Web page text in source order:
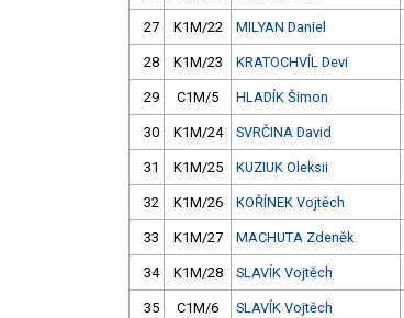
27 K1M/22 MILYAN Daniel
28 K1M/23 KRATOCHVÍL Devi
29 C1M/5 HLADÍK Šimon
30 K1M/24 SVRČINA David
31 K1M/25 KUZIUK Oleksii
32 K1M/26 KOŘÍNEK Vojtěch
33 K1M/27 MACHUTA Zdeněk
34 K1M/28 SLAVÍK Vojtěch
35 C1M/6 SLAVÍK Vojtěch